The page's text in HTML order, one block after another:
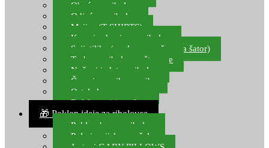
Obuća za ribolov
Odjeća za ribolov
Majice (T-SHIRTS)
Kape i rukavice za ribolov
Svijetiljke (naglavne, ručne, za šator)
Torbe za ribolovne štapove
Noževi i alat za ribolov
Čamci za prihranu ribe
Ostala kamp oprema
Dalekozori i optika
🎁 Poklon ideje za ribolovce
Poklon bon za ribolov
Polarizacijske naočale